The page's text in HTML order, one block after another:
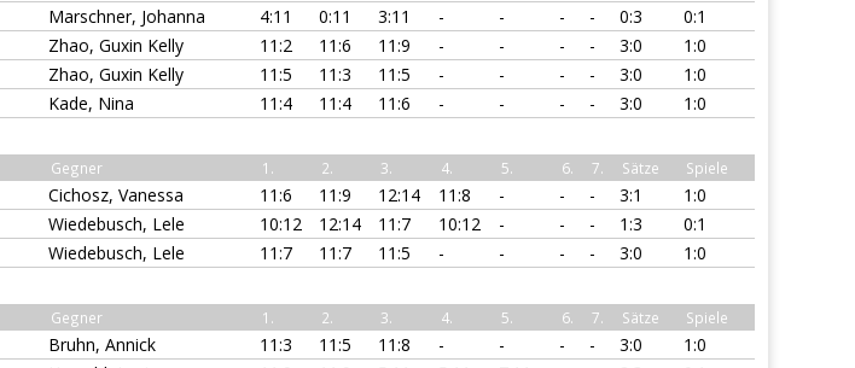
Marschner, Johanna 4:11 0:11 3:11 - - - - 0:3
0:1
Zhao, Guxin Kelly 11:2 11:6 11:9 - - - - 3:0
1:0
Zhao, Guxin Kelly 11:5 11:3 11:5 - - - - 3:0
1:0
Kade, Nina 11:4 11:4 11:6 - - - - 3:0
1:0
Gegner 1. 2. 3. 4. 5. 6. 7. Sätze Spiele
Cichosz, Vanessa 11:6 11:9 12:14 11:8 - - - 3:1
1:0
Wiedebusch, Lele 10:12 12:14 11:7 10:12 - - - 1:3
0:1
Wiedebusch, Lele 11:7 11:7 11:5 - - - - 3:0
1:0
Gegner 1. 2. 3. 4. 5. 6. 7. Sätze Spiele
Bruhn, Annick 11:3 11:5 11:8 - - - - 3:0
1:0